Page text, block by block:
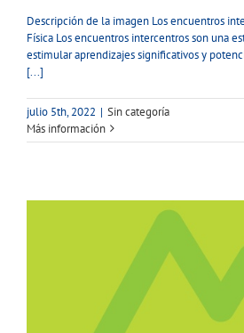
Descripción de la imagen Los encuentros
Física Los encuentros intercentros son una
estimular aprendizajes significativos y
[...]
julio 5th, 2022 | Sin categoría
Más información